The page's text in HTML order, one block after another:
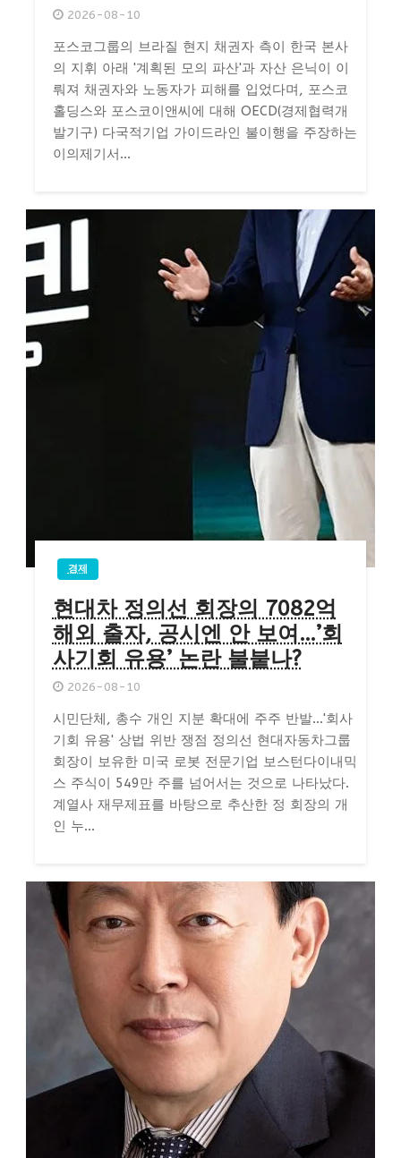
2026-08-10
포스코그룹의 브라질 현지 채권자 측이 한국 본사
의 지휘 아래 '계획된 모의 파산'과 자산 은닉이 이
뤄져 채권자와 노동자가 피해를 입었다며, 포스코
홀딩스와 포스코이앤씨에 대해 OECD(경제협력개
발기구) 다국적기업 가이드라인 불이행을 주장하는
이의제기서...
경제
현대차 정의선 회장의 7082억
해외 출자, 공시엔 안 보여…’회
사기회 유용’ 논란 불붙나?
2026-08-10
시민단체, 총수 개인 지분 확대에 주주 반발…'회사
기회 유용' 상법 위반 쟁점 정의선 현대자동차그룹
회장이 보유한 미국 로봇 전문기업 보스턴다이내믹
스 주식이 549만 주를 넘어서는 것으로 나타났다.
계열사 재무제표를 바탕으로 추산한 정 회장의 개
인 누...